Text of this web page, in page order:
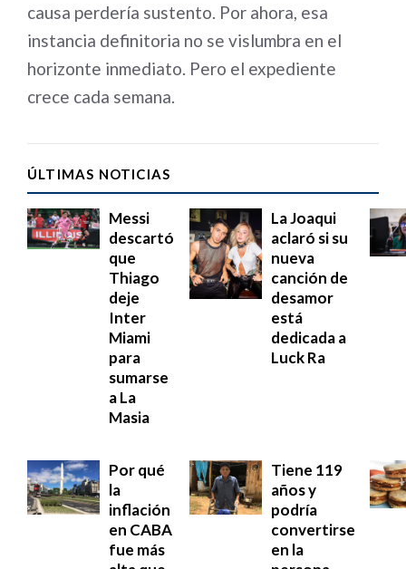
causa perdería sustento. Por ahora, esa
instancia definitoria no se vislumbra en el
horizonte inmediato. Pero el expediente
crece cada semana.
ÚLTIMAS NOTICIAS
Messi
descartó
que
Thiago
deje
Inter
Miami
para
sumarse
a La
Masia
La Joaqui
aclaró si su
nueva
canción de
desamor
está
dedicada a
Luck Ra
Por qué
la
inflación
en CABA
fue más
Tiene 119
años y
podría
convertirse
en la